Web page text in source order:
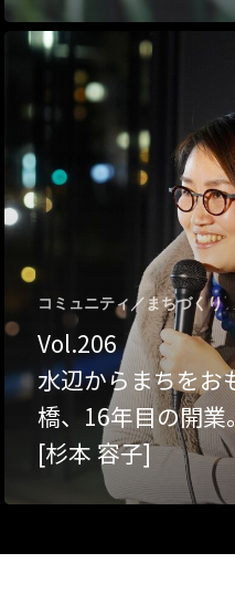
コミュニティ／まちづくり
Vol.206
水辺からまちをお
橋、16年目の開業
[杉本 容子]